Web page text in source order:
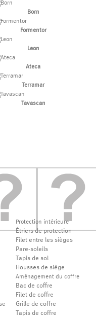
Born
Formentor
Leon
Ateca
Terramar
Tavascan
Protection intérieure
Étriers de protection
Filet entre les sièges
Pare-soleils
Tapis de sol
Housses de siège
Aménagement du coffre
Bac de coffre
Filet de coffre
Grille de coffre
Tapis de coffre